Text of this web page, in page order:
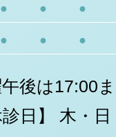
● ● ●
● ● ●
後は17:00
診日】 木・